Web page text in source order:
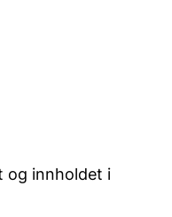
og innholdet i